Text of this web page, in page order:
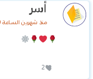
أسر
منذ شهرين الساعة 20:19
2